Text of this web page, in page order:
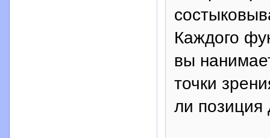
Каждого
вы
точки
ли позиция